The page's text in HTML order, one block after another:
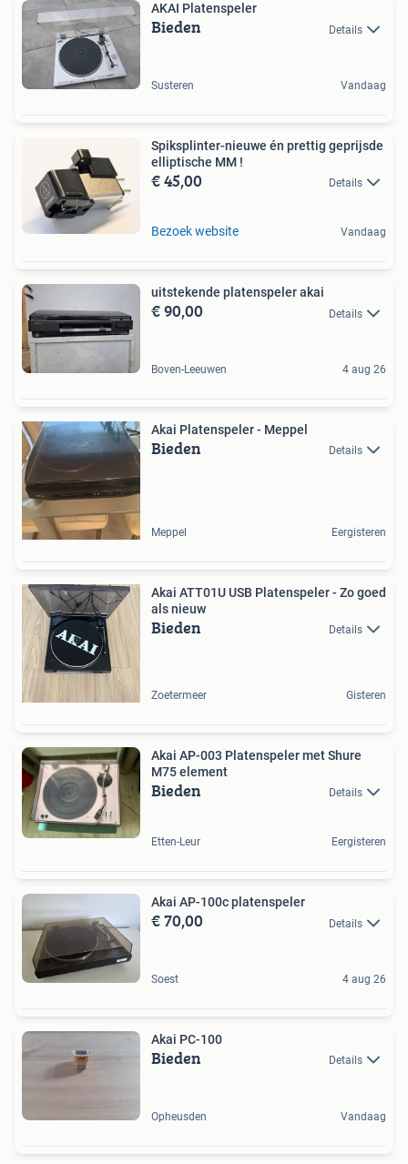
AKAI Platenspeler
Bieden Details
Susteren Vandaag
Spiksplinter-nieuwe én prettig geprijsde
elliptische MM !
€ 45,00 Details
Bezoek website Vandaag
uitstekende platenspeler akai
€ 90,00 Details
Boven-Leeuwen 4 aug 26
Akai Platenspeler - Meppel
Bieden Details
Meppel Eergisteren
Akai ATT01U USB Platenspeler - Zo goed
als nieuw
Bieden Details
Zoetermeer Gisteren
Akai AP-003 Platenspeler met Shure
M75 element
Bieden Details
Etten-Leur Eergisteren
Akai AP-100c platenspeler
€ 70,00 Details
Soest 4 aug 26
Akai PC-100
Bieden Details
Opheusden Vandaag